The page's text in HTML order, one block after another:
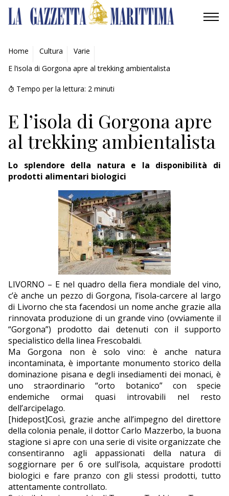
AMBIENTE
MOBILITÀ
INDUSTRIA
RICERCA
ECONOMIA
TURISMO
Home Cultura
Varie
E l’isola di Gorgona apre al trekking ambientalista
Tempo per la lettura: 2 minuti
E l’isola di Gorgona apre
al trekking ambientalista
Lo splendore della natura e la disponibilità di
prodotti alimentari biologici
LIVORNO – E nel quadro della fiera mondiale del vino,
c’è anche un pezzo di Gorgona, l’isola-carcere al largo
di Livorno che sta facendosi un nome anche grazie alla
rinnovata produzione di un grande vino (ovviamente il
“Gorgona”) prodotto dai detenuti con il supporto
specialistico della linea Frescobaldi.
Ma Gorgona non è solo vino: è anche natura
incontaminata, è importante monumento storico della
dominazione pisana e degli insediamenti dei monaci, è
uno straordinario “orto botanico” con specie
endemiche ormai quasi introvabili nel resto
dell’arcipelago.
[hidepost]Così, grazie anche all’impegno del direttore
della colonia penale, il dottor Carlo Mazzerbo, la buona
stagione si apre con una serie di visite organizzate che
consentiranno agli appassionati della natura di
soggiornare per 6 ore sull’isola, acquistare prodotti
biologici e fare pranzo con gli stessi prodotti, tutto
attentamente controllato.